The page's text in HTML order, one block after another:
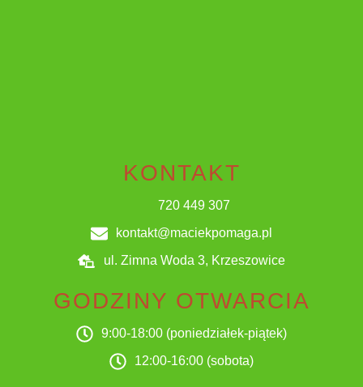
KONTAKT
720 449 307
kontakt@maciekpomaga.pl
ul. Zimna Woda 3, Krzeszowice
GODZINY OTWARCIA
9:00-18:00 (poniedziałek-piątek)
12:00-16:00 (sobota)